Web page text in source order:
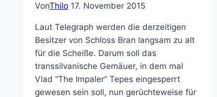
VonThilo 17. November 2015
Laut Telegraph werden die derzeitigen
Besitzer von Schloss Bran langsam zu alt
für die Scheiße. Darum soll das
transsilvanische Gemäuer, in dem mal
Vlad “The Impaler” Tepes eingesperrt
gewesen sein soll, nun gerüchteweise für